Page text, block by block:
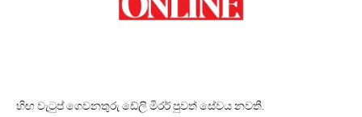
හිඟ වැටුප් ගෙවනතුරු ඩේලි මිරර් පුවත් සේවය නවතී.